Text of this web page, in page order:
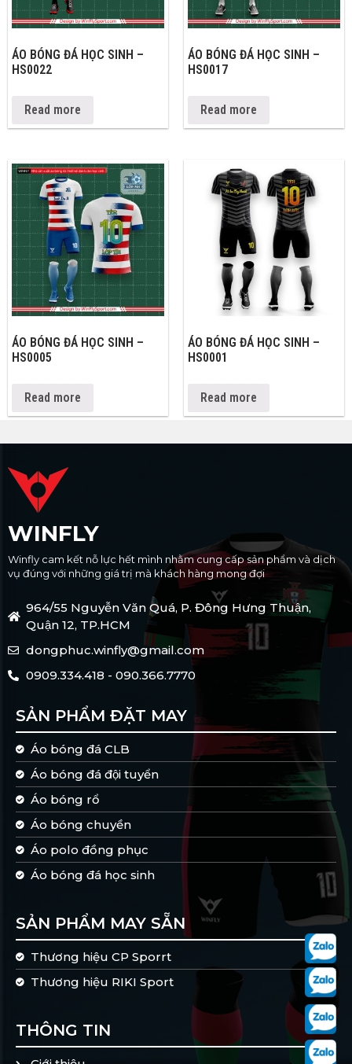
ÁO BÓNG ĐÁ HỌC SINH –
HS0022
Read more
ÁO BÓNG ĐÁ HỌC SINH –
HS0017
Read more
ÁO BÓNG ĐÁ HỌC SINH –
HS0005
Read more
ÁO BÓNG ĐÁ HỌC SINH –
HS0001
Read more
WINFLY
Winfly cam kết nỗ lực hết mình nhằm cung cấp sản phẩm và dịch
vụ đúng với những giá trị mà khách hàng mong đợi
964/55 Nguyễn Văn Quá, P. Đông Hưng Thuận,
Quận 12, TP.HCM
dongphuc.winfly@gmail.com
0909.334.418 - 090.366.7770
SẢN PHẨM ĐẶT MAY
Áo bóng đá CLB
Áo bóng đá đội tuyển
Áo bóng rổ
Áo bóng chuyền
Áo polo đồng phục
Áo bóng đá học sinh
SẢN PHẨM MAY SẴN
Thương hiệu CP Sporrt
Thương hiệu RIKI Sport
THÔNG TIN